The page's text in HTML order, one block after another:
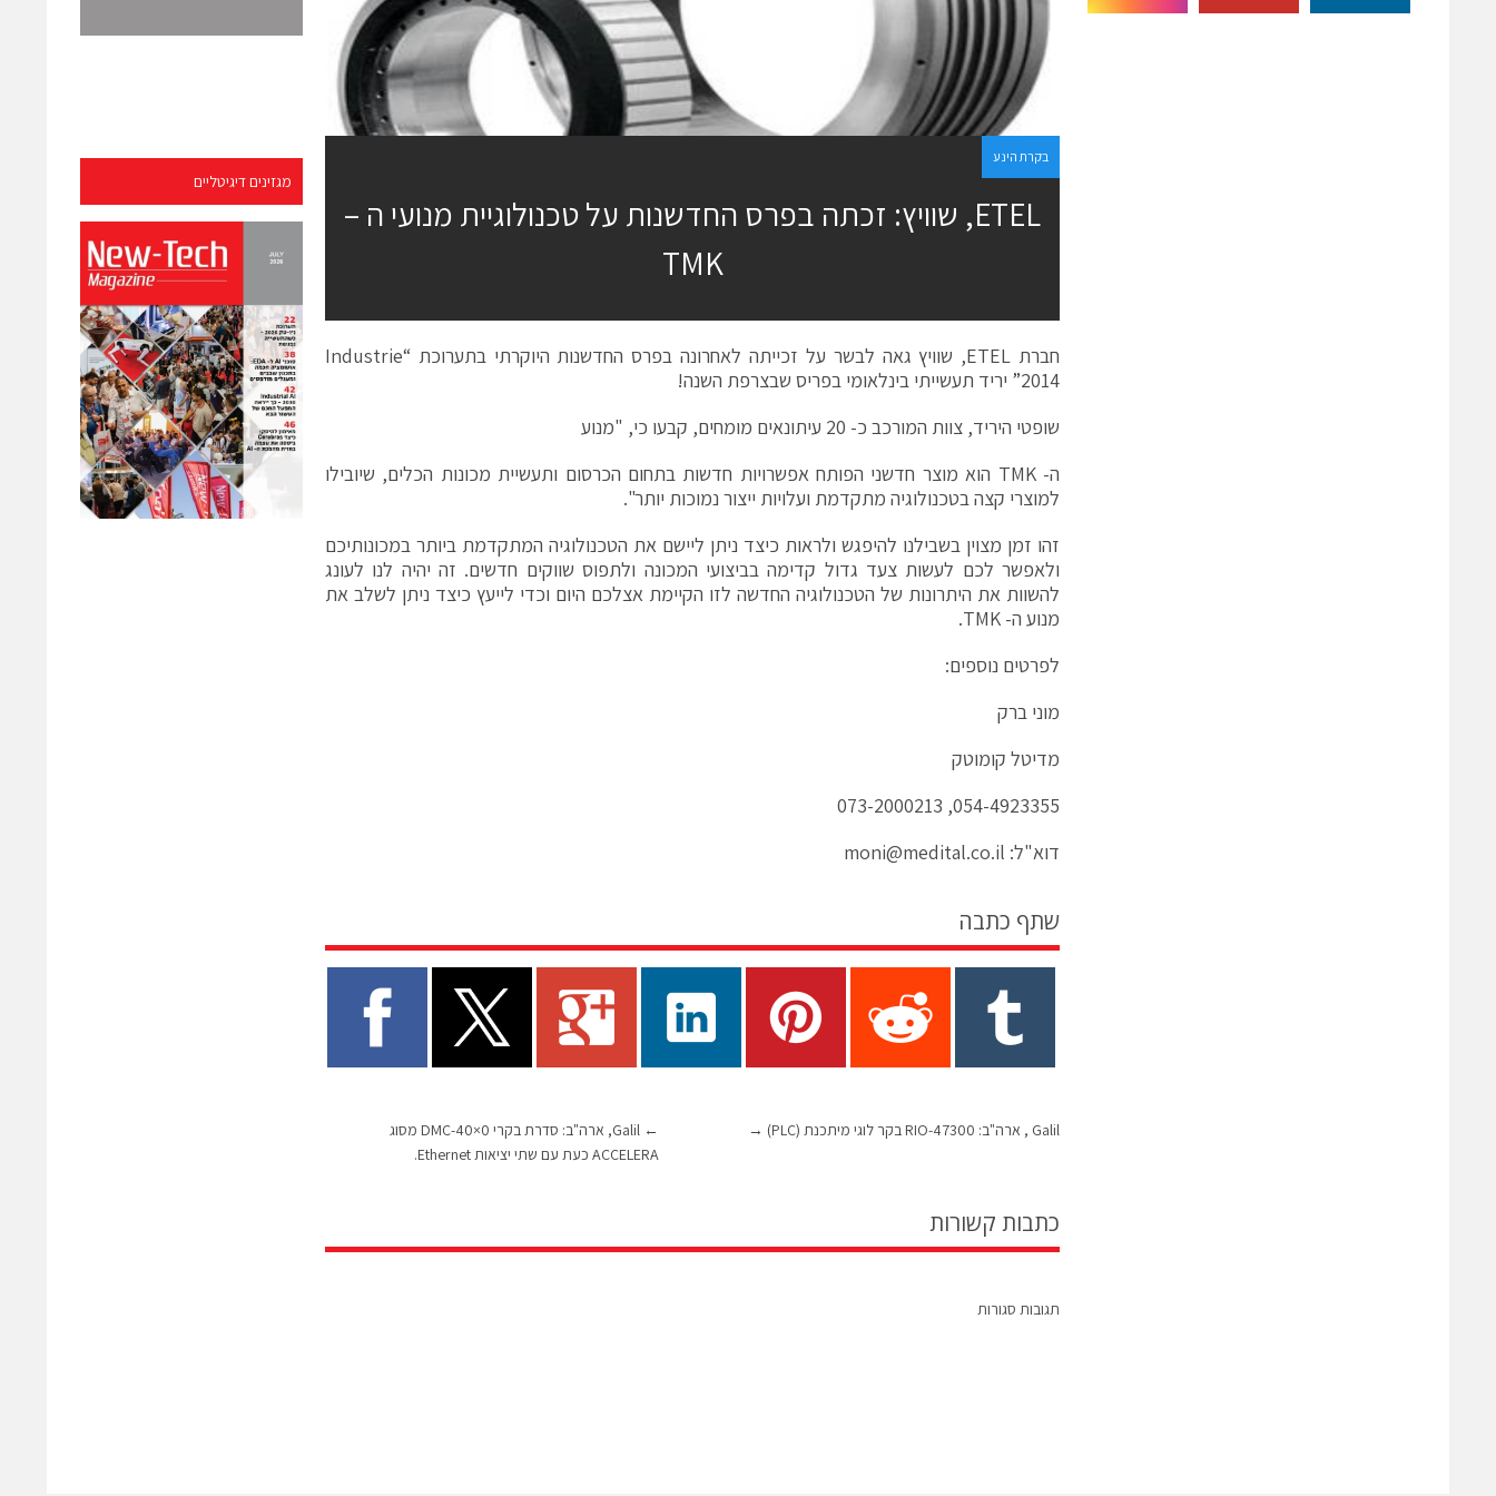
מגזינים דיגיטליים
בקרת הינע
ETEL, שוויץ: זכתה בפרס החדשנות על טכנולוגיית מנועי ה –
TMK
חברת ETEL, שוויץ גאה לבשר על זכייתה לאחרונה בפרס החדשנות היוקרתי בתערוכת “Industrie
2014” יריד תעשייתי בינלאומי בפריס שבצרפת השנה!
שופטי היריד, צוות המורכב כ- 20 עיתונאים מומחים, קבעו כי, "מנוע
ה- TMK הוא מוצר חדשני הפותח אפשרויות חדשות בתחום הכרסום ותעשיית מכונות הכלים, שיובילו
למוצרי קצה בטכנולוגיה מתקדמת ועלויות ייצור נמוכות יותר".
זהו זמן מצוין בשבילנו להיפגש ולראות כיצד ניתן ליישם את הטכנולוגיה המתקדמת ביותר במכונותיכם
ולאפשר לכם לעשות צעד גדול קדימה בביצועי המכונה ולתפוס שווקים חדשים. זה יהיה לנו לעונג
להשוות את היתרונות של הטכנולוגיה החדשה לזו הקיימת אצלכם היום וכדי לייעץ כיצד ניתן לשלב את
מנוע ה- TMK.
לפרטים נוספים:
מוני ברק
מדיטל קומוטק
054-4923355, 073-2000213
דוא"ל: moni@medital.co.il
שתף כתבה
←
Galil, ארה"ב: סדרת בקרי DMC-40×0 מסוג
ACCELERA כעת עם שתי יציאות Ethernet.
Galil , ארה"ב: RIO-47300 בקר לוגי מיתכנת (PLC) →
כתבות קשורות
תגובות סגורות